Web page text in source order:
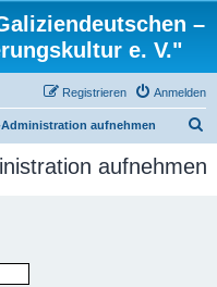
–
e. V."
Anmelden
Registrieren
aufnehmen
c
aufnehmen